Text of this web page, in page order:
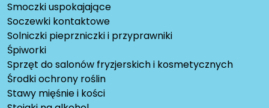
Smoczki uspokajające
Soczewki kontaktowe
Solniczki pieprzniczki i przyprawniki
Śpiworki
Sprzęt do salonów fryzjerskich i kosmetycznych
Środki ochrony roślin
Stawy mięśnie i kości